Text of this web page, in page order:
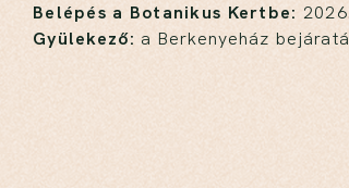
Belépés a Botanikus Kertbe:
Gyülekező: a Berkenyeház